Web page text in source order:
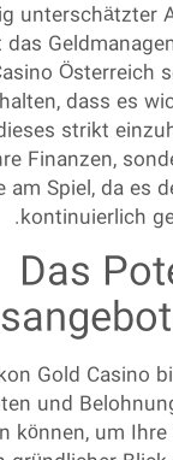
unterschätzter
das
Österreich
dass es
strikt
Finanzen,
am Spiel, da es
kontinuierlich
Das
Gold Casino
und
können, um